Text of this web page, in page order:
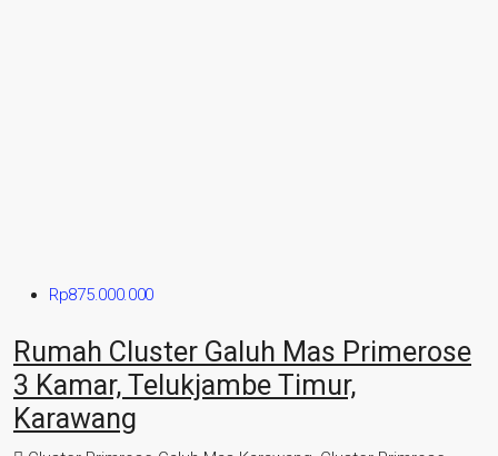
Rp875.000.000
Rumah Cluster Galuh Mas Primerose
3 Kamar, Telukjambe Timur,
Karawang